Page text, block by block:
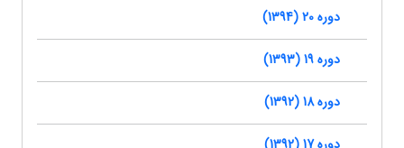
دوره 20 (1394)
دوره 19 (1393)
دوره 18 (1392)